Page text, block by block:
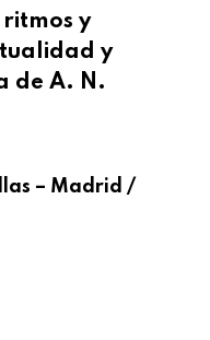
ritmos y
y
de A. N.
– Madrid /